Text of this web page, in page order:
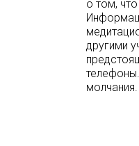
о том,
другими
молчания.